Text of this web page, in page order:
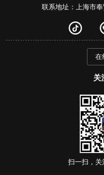
联系地址：上海市
在
关
扫一扫，关